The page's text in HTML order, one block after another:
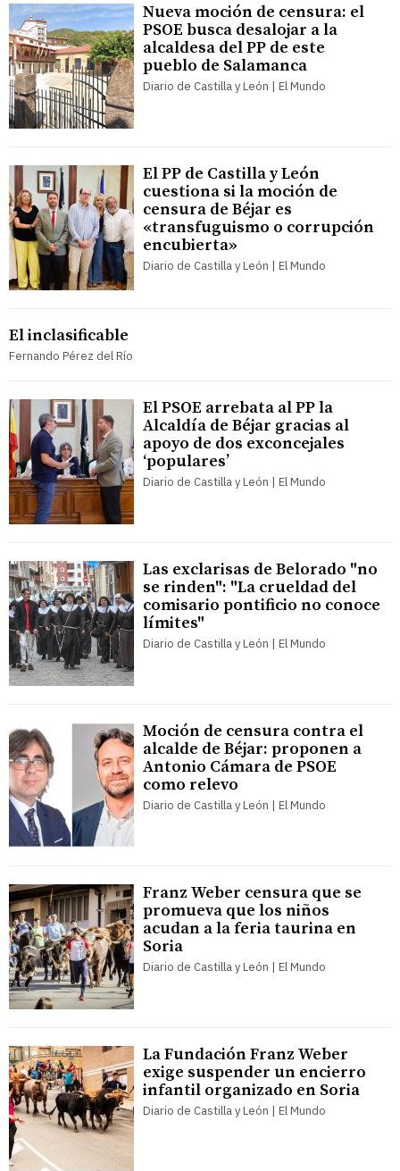
Nueva moción de censura: el
PSOE busca desalojar a la
alcaldesa del PP de este
pueblo de Salamanca
Diario de Castilla y León | El Mundo
El PP de Castilla y León
cuestiona si la moción de
censura de Béjar es
«transfuguismo o corrupción
encubierta»
Diario de Castilla y León | El Mundo
El inclasificable
Fernando Pérez del Río
El PSOE arrebata al PP la
Alcaldía de Béjar gracias al
apoyo de dos exconcejales
‘populares’
Diario de Castilla y León | El Mundo
Las exclarisas de Belorado "no
se rinden": "La crueldad del
comisario pontificio no conoce
límites"
Diario de Castilla y León | El Mundo
Moción de censura contra el
alcalde de Béjar: proponen a
Antonio Cámara de PSOE
como relevo
Diario de Castilla y León | El Mundo
Franz Weber censura que se
promueva que los niños
acudan a la feria taurina en
Soria
Diario de Castilla y León | El Mundo
La Fundación Franz Weber
exige suspender un encierro
infantil organizado en Soria
Diario de Castilla y León | El Mundo